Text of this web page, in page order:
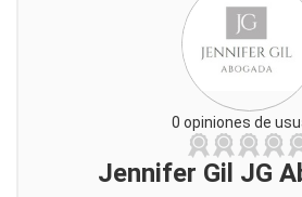
0 opiniones de
Jennifer Gil JG